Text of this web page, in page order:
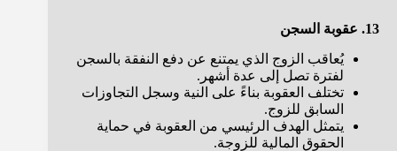
13. عقوبة السجن
يُعاقب الزوج الذي يمتنع عن دفع النفقة بالسجن
لفترة تصل إلى عدة أشهر.
تختلف العقوبة بناءً على النية وسجل التجاوزات
السابق للزوج.
يتمثل الهدف الرئيسي من العقوبة في حماية
الحقوق المالية للزوجة.